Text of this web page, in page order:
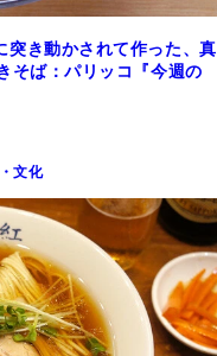
突き動かされて作った、真
そば：パリッコ『今週の
文化